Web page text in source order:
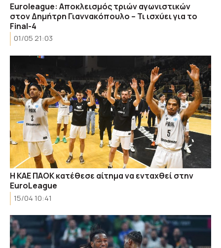
Euroleague: Αποκλεισμός τριών αγωνιστικών
στον Δημήτρη Γιαννακόπουλο – Τι ισχύει για το
Final-4
01/05 21:03
H KAE ΠΑΟΚ κατέθεσε αίτημα να ενταχθεί στην
EuroLeague
15/04 10:41